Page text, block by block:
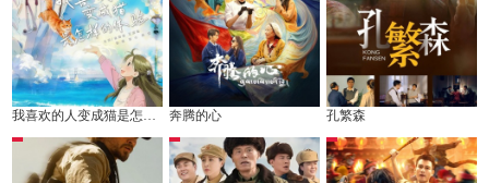
我喜欢的人变成猫是怎样的体验 奔腾的心 孔繁森